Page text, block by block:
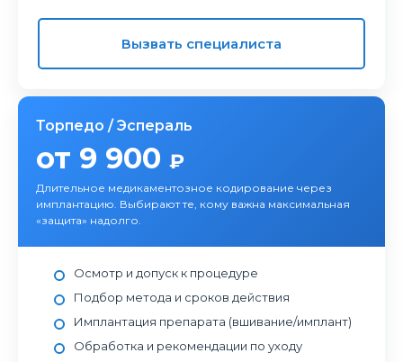
Вызвать специалиста
Торпедо / Эспераль
от 9 900 ₽
Длительное медикаментозное кодирование через
имплантацию. Выбирают те, кому важна максимальная
«защита» надолго.
Осмотр и допуск к процедуре
Подбор метода и сроков действия
Имплантация препарата (вшивание/имплант)
Обработка и рекомендации по уходу